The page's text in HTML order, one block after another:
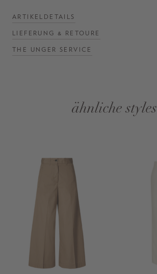
ARTIKELDETAILS
LIEFERUNG & RETOURE
THE UNGER SERVICE
ähnliche styles